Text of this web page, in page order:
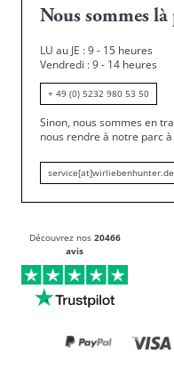
Nous sommes
LU au JE : 9 - 15 heures
Vendredi : 9 - 14 heures
+ 49 (0) 5232 980 53 50
Sinon, nous sommes en
nous rendre à notre parc
service[at]wirliebenhunter.de
Découvrez nos 20466
avis